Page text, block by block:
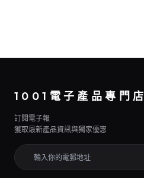
1001電子產品專門店
訂閱電子報
獲取最新產品資訊與獨家優惠